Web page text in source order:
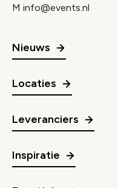
M info@events.nl
Nieuws
Locaties
Leveranciers
Inspiratie